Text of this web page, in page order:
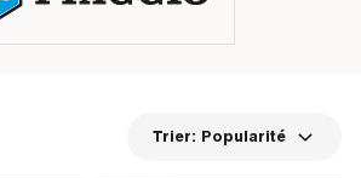
Trier: Popularité